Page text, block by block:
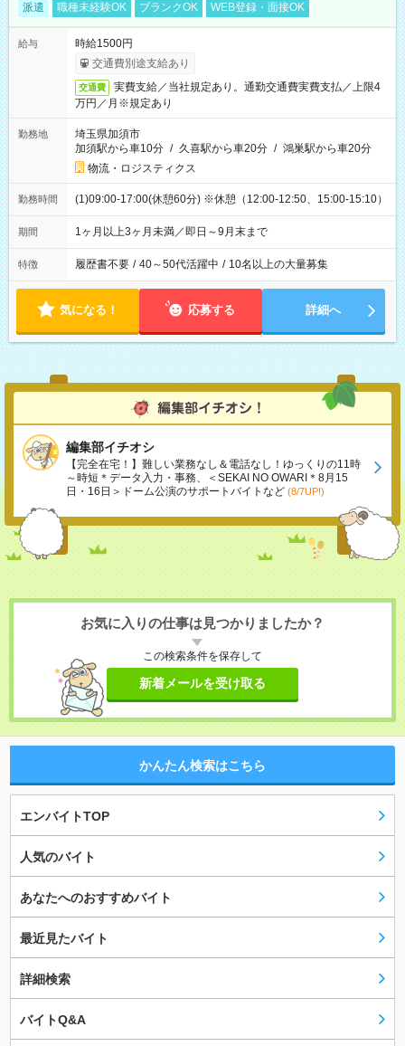
派遣 職種未経験OK ブランクOK WEB登録・面接OK
給与
時給1500円
交通費別途支給あり
交通費
実費支給／当社規定あり。通勤交通費実費支払／上限4
万円／月※規定あり
勤務地
埼玉県加須市
加須駅から車10分 / 久喜駅から車20分 / 鴻巣駅から車20分
物流・ロジスティクス
勤務時間 (1)09:00-17:00(休憩60分) ※休憩（12:00-12:50、15:00-15:10）
期間 1ヶ月以上3ヶ月未満／即日～9月末まで
特徴 履歴書不要 / 40～50代活躍中 / 10名以上の大量募集
気になる！ 応募する 詳細へ
編集部イチオシ
【完全在宅！】難しい業務なし＆電話なし！ゆっくりの11時
～時短＊データ入力・事務、＜SEKAI NO OWARI＊8月15
日・16日＞ドーム公演のサポートバイトなど (8/7UP!)
お気に入りの仕事は見つかりましたか？
この検索条件を保存して
新着メールを受け取る
かんたん検索はこちら
エンバイトTOP
人気のバイト
あなたへのおすすめバイト
最近見たバイト
詳細検索
バイトQ&A